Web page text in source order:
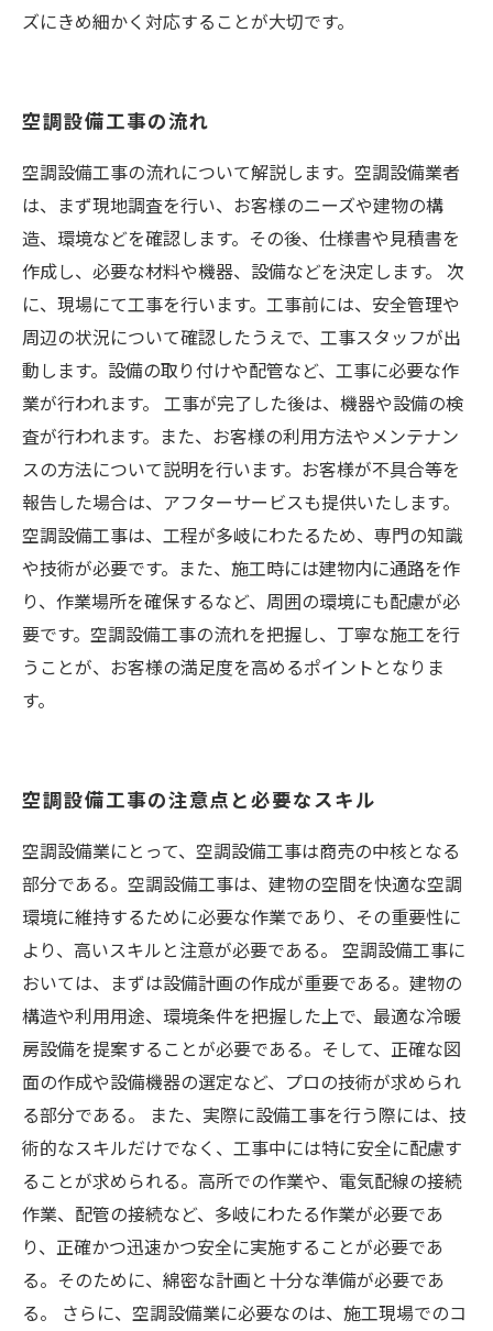
ズにきめ細かく対応することが大切です。
空調設備工事の流れ
空調設備工事の流れについて解説します。空調設備業者
は、まず現地調査を行い、お客様のニーズや建物の構
造、環境などを確認します。その後、仕様書や見積書を
作成し、必要な材料や機器、設備などを決定します。 次
に、現場にて工事を行います。工事前には、安全管理や
周辺の状況について確認したうえで、工事スタッフが出
動します。設備の取り付けや配管など、工事に必要な作
業が行われます。 工事が完了した後は、機器や設備の検
査が行われます。また、お客様の利用方法やメンテナン
スの方法について説明を行います。お客様が不具合等を
報告した場合は、アフターサービスも提供いたします。
空調設備工事は、工程が多岐にわたるため、専門の知識
や技術が必要です。また、施工時には建物内に通路を作
り、作業場所を確保するなど、周囲の環境にも配慮が必
要です。空調設備工事の流れを把握し、丁寧な施工を行
うことが、お客様の満足度を高めるポイントとなりま
す。
空調設備工事の注意点と必要なスキル
空調設備業にとって、空調設備工事は商売の中核となる
部分である。空調設備工事は、建物の空間を快適な空調
環境に維持するために必要な作業であり、その重要性に
より、高いスキルと注意が必要である。 空調設備工事に
おいては、まずは設備計画の作成が重要である。建物の
構造や利用用途、環境条件を把握した上で、最適な冷暖
房設備を提案することが必要である。そして、正確な図
面の作成や設備機器の選定など、プロの技術が求められ
る部分である。 また、実際に設備工事を行う際には、技
術的なスキルだけでなく、工事中には特に安全に配慮す
ることが求められる。高所での作業や、電気配線の接続
作業、配管の接続など、多岐にわたる作業が必要であ
り、正確かつ迅速かつ安全に実施することが必要であ
る。そのために、綿密な計画と十分な準備が必要であ
る。 さらに、空調設備業に必要なのは、施工現場でのコ